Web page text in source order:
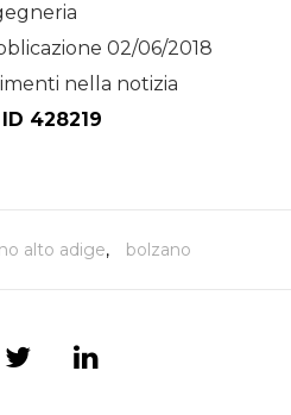
02/06/2018
nella notizia
ID 428219
alto adige, bolzano